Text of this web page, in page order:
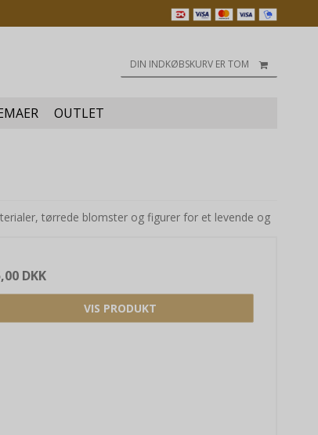
DIN INDKØBSKURV ER TOM
OUTLET
tørrede blomster og figurer for et levende og
DKK
VIS PRODUKT